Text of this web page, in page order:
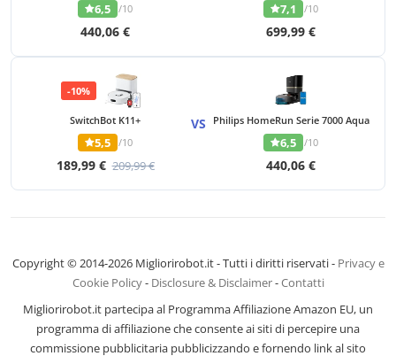
6,5 /10
440,06 €
7,1 /10
699,99 €
-10%
SwitchBot K11+
5,5 /10
189,99 € 209,99 €
VS Philips HomeRun Serie 7000 Aqua
6,5 /10
440,06 €
Copyright © 2014-2026 Migliorirobot.it - Tutti i diritti riservati - Privacy e
Cookie Policy- Disclosure & Disclaimer-Contatti
Migliorirobot.it partecipa al Programma Affiliazione Amazon EU, un
programma di affiliazione che consente ai siti di percepire una
commissione pubblicitaria pubblicizzando e fornendo link al sito